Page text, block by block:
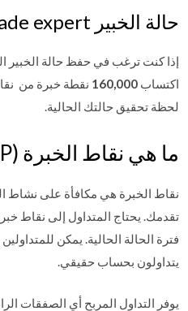
حالة الخبير Olymp Trade expert
إذا كنت ترغب في حفظ حالة الخبير
اكتساب160,000
لحظة تحقيق حالتك الحالية.
ما هي نقاط الخبرة (XP) ؟
نقاط الخبرة هي مكافأة على نشاط
تقدمك. يحتاج المتداول إلى نقاط
يتداولون بحساب حقيقي.
يوفر التداول المربح أي الصفقات